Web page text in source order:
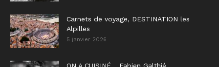
Carnets de voyage, DESTINATION les
Alpilles
5 janvier 2026
ON A CUISINÉ… Fabien Galthié